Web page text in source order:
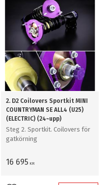
2. D2 Coilovers Sportkit MINI
COUNTRYMAN SE ALL4 (U25)
(ELECTRIC) (24~upp)
Steg 2. Sportkit. Coilovers för
gatkörning
16 695 KR